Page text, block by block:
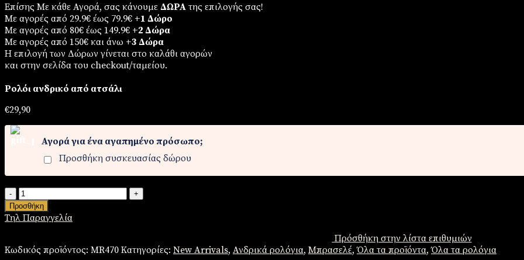
Επίσης Με κάθε Αγορά, σας κάνουμε ΔΩΡΑ της επιλογής σας!
Με αγορές από 29.9€ έως 79.9€ +1 Δώρο
Με αγορές από 80€ έως 149.9€ +2 Δώρα
Με αγορές από 150€ και άνω +3 Δώρα
Η επιλογή των Δώρων γίνεται στο καλάθι αγορών
και στην σελίδα του checkout/ταμείου.
Ρολόι ανδρικό από ατσάλι
€29,90
Αγορά για ένα αγαπημένο πρόσωπο;
Προσθήκη συσκευασίας δώρου
Ρολόι
ανδρικό
από
Προσθήκη
Τηλ Παραγγελία
Πρόσθήκη στην λίστα επιθυμιών
Κωδικός προϊόντος: MR470 Κατηγορίες: New Arrivals, Ανδρικά ρολόγια, Μπρασελέ,Όλα τα προϊόντα,Όλα τα ρολόγια